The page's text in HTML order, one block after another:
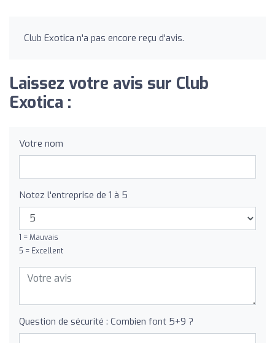
Club Exotica n'a pas encore reçu d'avis.
Laissez votre avis sur Club
Exotica :
Votre nom
Notez l'entreprise de 1 à 5
1 = Mauvais
5 = Excellent
Question de sécurité : Combien font 5+9 ?